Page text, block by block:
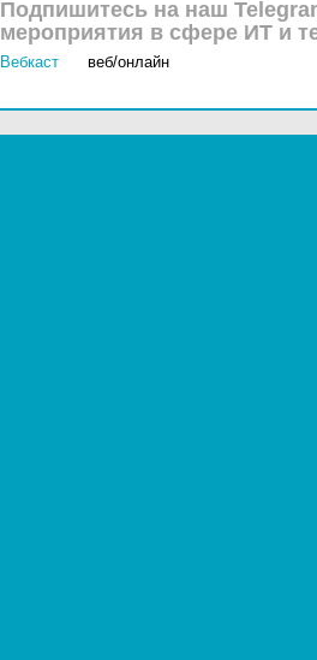
Подпишитесь на наш
мероприятия в сфере ИТ и
Вебкаст веб/онлайн